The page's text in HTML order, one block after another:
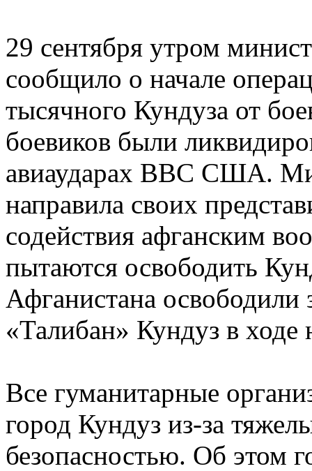
29 сентября утром
сообщило о начале
тысячного Кундуза от
боевиков были
авиаударах ВВС США.
направила своих
содействия афганским
пытаются освободить
Афганистана
«Талибан» Кундуз в ходе
Все гуманитарные
город Кундуз из-за
безопасностью. Об этом